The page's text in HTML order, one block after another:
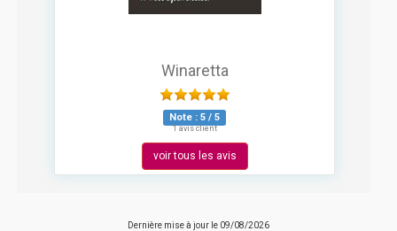
Winaretta
Note : 5 / 5
1 avis client
voir tous les avis
Dernière mise à jour le 09/08/2026